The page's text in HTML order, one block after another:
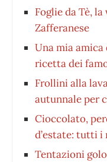
Foglie da Tè,
Zafferanese
Una mia
ricetta dei
Frollini alla
autunnale per
Cioccolato,
d’estate: tutti
Tentazioni